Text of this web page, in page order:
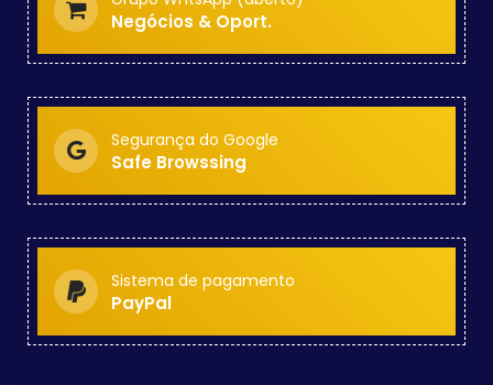
Negócios & Oport.
Segurança do Google
Safe Browssing
Sistema de pagamento
PayPal